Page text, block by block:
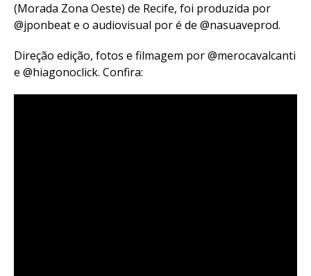
(Morada Zona Oeste) de Recife, foi produzida por
@jponbeat e o audiovisual por é de @nasuaveprod.
Direção edição, fotos e filmagem por @merocavalcanti
e @hiagonoclick. Confira: